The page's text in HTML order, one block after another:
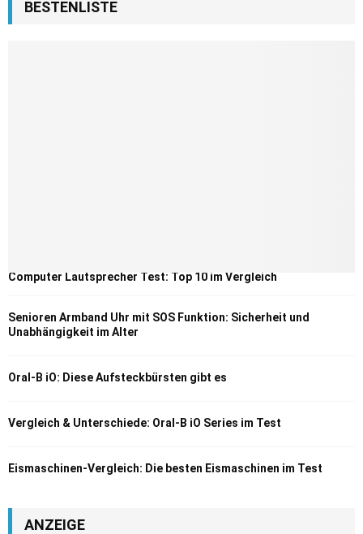
BESTENLISTE
Computer Lautsprecher Test: Top 10 im Vergleich
Senioren Armband Uhr mit SOS Funktion: Sicherheit und
Unabhängigkeit im Alter
Oral-B iO: Diese Aufsteckbürsten gibt es
Vergleich & Unterschiede: Oral-B iO Series im Test
Eismaschinen-Vergleich: Die besten Eismaschinen im Test
ANZEIGE